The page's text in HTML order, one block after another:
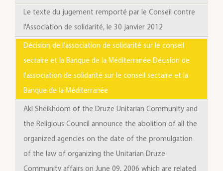
Le texte du jugement remporté par le Conseil contre
l'Association de solidarité, le 30 janvier 2012
Décision de l'association de solidarité sur le conseil
sectaire et la Banque de la Méditerranée Décision de
l'association de solidarité sur le conseil sectaire et la
Banque de la Méditerranée
Akl Sheikhdom of the Druze Unitarian Community and
the Religious Council announce the abolition of all the
organized agencies on the date of the promulgation
of the law of organizing the Unitarian Druze